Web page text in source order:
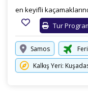
en keyifli
Tur
Samos
Kalkış Yeri: